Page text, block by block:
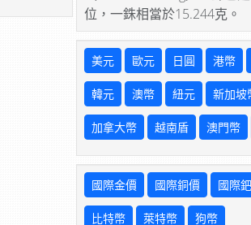
位，一銖相當於15.244克。
美元 歐元 日圓 港幣
韓元 澳幣 紐元 新加坡
加拿大幣 越南盾 澳門幣
國際金價 國際銅價 國際
比特幣 萊特幣 狗幣